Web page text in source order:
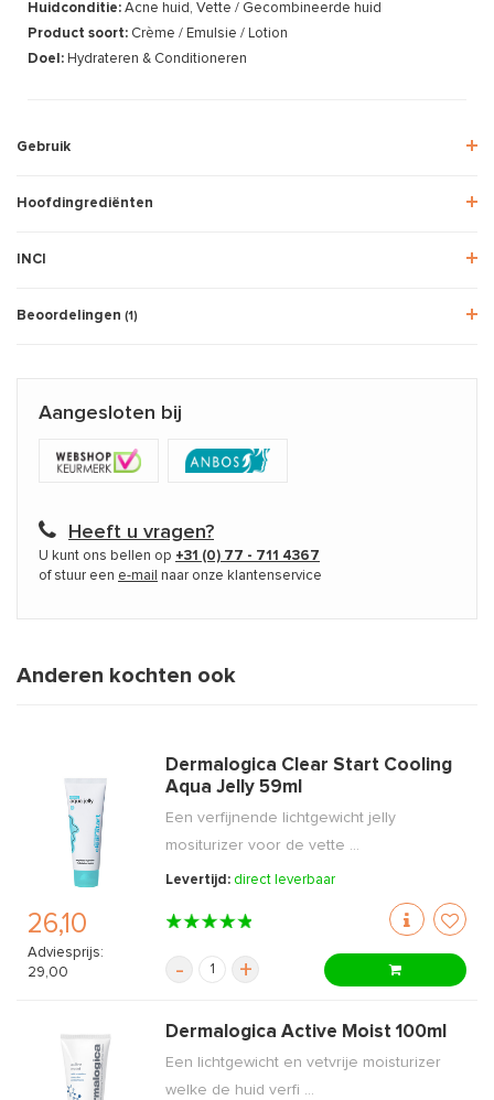
Huidconditie: Acne huid, Vette / Gecombineerde huid
Product soort: Crème / Emulsie / Lotion
Doel: Hydrateren & Conditioneren
Gebruik
Hoofdingrediënten
INCI
Beoordelingen (1)
Aangesloten bij
Heeft u vragen?
U kunt ons bellen op +31 (0) 77 - 711 4367
of stuur een e-mail naar onze klantenservice
Anderen kochten ook
26,10
Adviesprijs:
29,00
Dermalogica Clear Start Cooling
Aqua Jelly 59ml
Een verfijnende lichtgewicht jelly
mositurizer voor de vette ...
Levertijd: direct leverbaar
- +
Dermalogica Active Moist 100ml
Een lichtgewicht en vetvrije moisturizer
welke de huid verfi ...